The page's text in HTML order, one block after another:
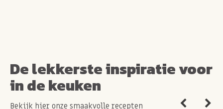
De lekkerste inspiratie voor
in de keuken
Bekijk hier onze smaakvolle recepten